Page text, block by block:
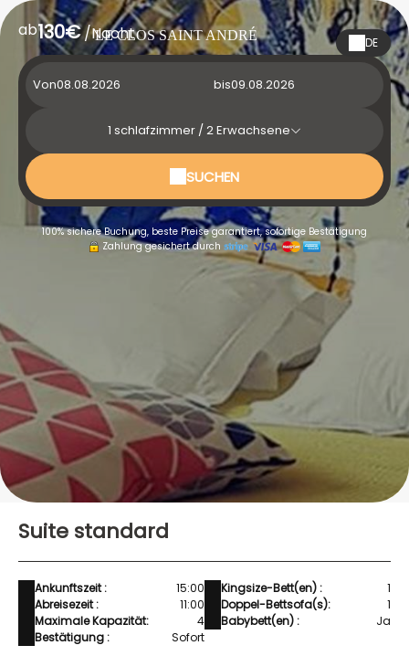
LE CLOS SAINT ANDRÉ DE
ab130€/Nacht
Von bis
1 schlafzimmer /2Erwachsene
SUCHEN
100% sichere Buchung, beste Preise garantiert, sofortige Bestätigung
Zahlung gesichert durch
Suite standard
Ankunftszeit :
15:00
Abreisezeit :
11:00
Maximale Kapazität:
4
Bestätigung :
Sofort
Kingsize-Bett(en) :
1
Doppel-Bettsofa(s):
1
Babybett(en) :
Ja